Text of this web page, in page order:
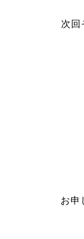
次回
お申